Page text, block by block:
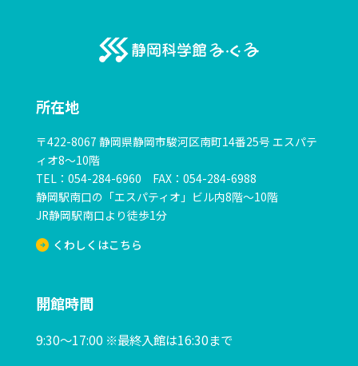
科学の祭典・サイエンスピクニック
サイエンスフェスティバルinる・く・る 青少年のための
科学の祭典 静岡大会
サイエンスピクニック
ボランティア募集
る・く・るナビゲーター募集
所在地
〒422-8067 静岡県静岡市駿河区南町14番25号 エスパテ
ィオ8～10階
TEL：054-284-6960 FAX：054-284-6988
静岡駅南口の「エスパティオ」ビル内8階～10階
JR静岡駅南口より徒歩1分
くわしくはこちら
開館時間
9:30～17:00 ※最終入館は16:30まで